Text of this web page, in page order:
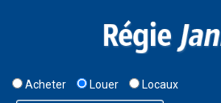
Acheter Louer Locaux